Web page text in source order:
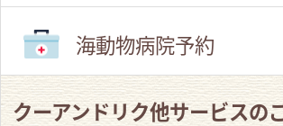
海動物病院予約
クーアンドリク他サービスの